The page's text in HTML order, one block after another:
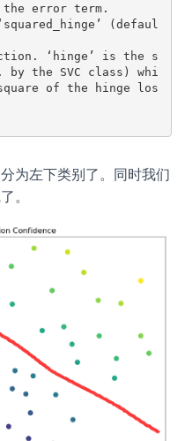
(defaul
by the SVC class) whi
of the hinge los
为左下类别了。同时我们
。